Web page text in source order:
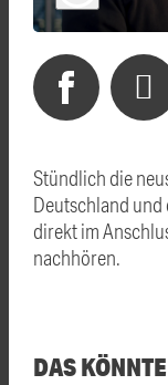
Stündlich die
Deutschland
direkt im
nachhören.
DAS